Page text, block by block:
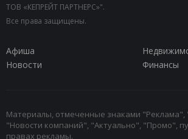
ТОВ «КЕПРЕЙТ ПАРТНЕРС»".
Все права защищены.
Афиша
Новости
Финансы
Материалы, отмеченные знаками "Реклама",
"Новости компаний", "Актуально", "Промо",
правах рекламы.